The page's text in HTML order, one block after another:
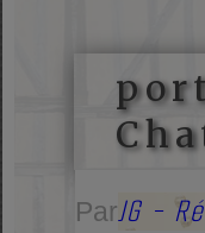
ParJG -